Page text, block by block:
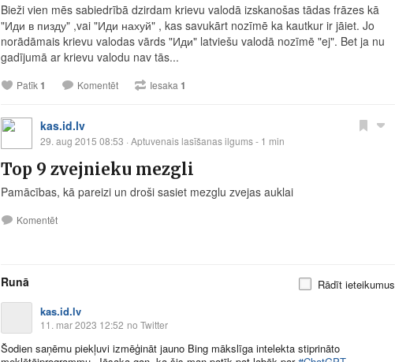
Bieži vien mēs sabiedrībā dzirdam krievu valodā izskanošas tādas frāzes kā
"Иди в пизду" ,vai "Иди нахуй" , kas savukārt nozīmē ka kautkur ir jāiet. Jo
norādāmais krievu valodas vārds "Иди" latviešu valodā nozīmē "ej". Bet ja nu
gadījumā ar krievu valodu nav tās...
Patīk1 Komentēt Iesaka 1
kas.id.lv
29. aug 2015 08:53 · Aptuvenais lasīšanas ilgums - 1 min
Top 9 zvejnieku mezgli
Pamācības, kā pareizi un droši sasiet mezglu zvejas auklai
Komentēt
Runā
Rādīt ieteikumus
kas.id.lv
11. mar 2023 12:52 no Twitter
Šodien saņēmu piekļuvi izmēģināt jauno Bing mākslīga intelekta stiprināto